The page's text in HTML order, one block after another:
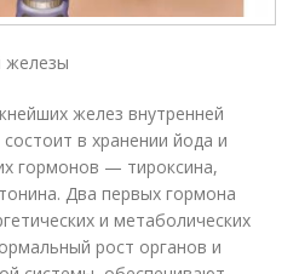
железы
желез внутренней
в хранении йода и
гормонов — тироксина,
Два первых гормона
и метаболических
рост органов и